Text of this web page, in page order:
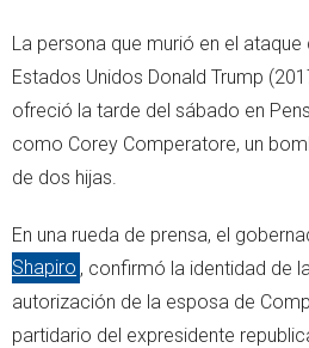
La persona que murió en el
Estados Unidos Donald Trump
ofreció la tarde del sábado en
como Corey Comperatore, un
de dos hijas.
En una rueda de prensa, el
Shapiro , confirmó la identidad de
autorización de la esposa de
partidario del expresidente